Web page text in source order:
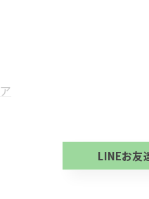
初回 500
方、不必
LINEお
LINEお友